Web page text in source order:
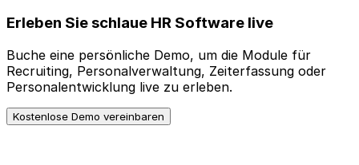
Erleben Sie schlaue HR Software live
Buche eine persönliche Demo, um die Module für
Recruiting, Personalverwaltung, Zeiterfassung oder
Personalentwicklung live zu erleben.
Kostenlose Demo vereinbaren